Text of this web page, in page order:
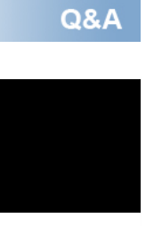
06/2026) và tổ
cách hành chính